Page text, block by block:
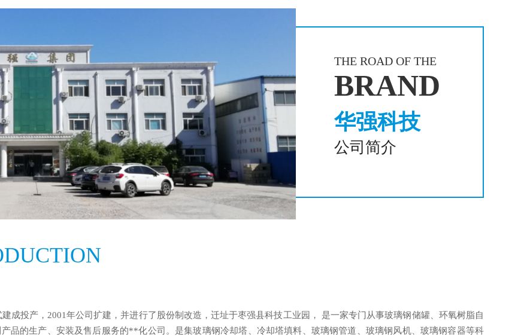
THE ROAD OF THE
BRAND
华强科技
公司简介
投产，2001年公司扩建，并进行了股份制改造，迁址于枣强县科技工业园， 是一家专门从事玻璃钢储罐、环氧树脂自
品的生产、安装及售后服务的**化公司。是集玻璃钢冷却塔、冷却塔填料、玻璃钢管道、玻璃钢风机、玻璃钢容器等科